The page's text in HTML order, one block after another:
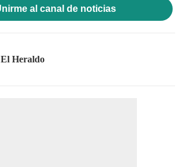
al canal de noticias
Heraldo